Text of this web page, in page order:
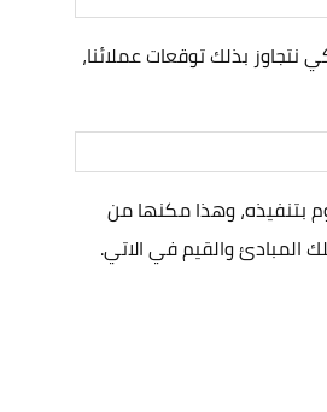
بذلك توقعات عملائنا،
بتنفيذه، وهذا مكنها من
المبادئ والقيم في الاتي.